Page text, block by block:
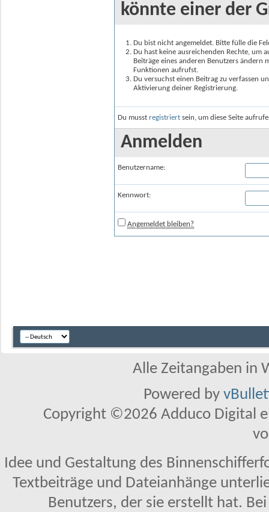
könnte einer der
Du bist nicht angemeldet. Bitte fülle die
Du hast keine ausreichenden Rechte, um
Beiträge eines anderen Benutzers
Funktionen aufrufst.
Du versuchst einen Beitrag zu verfassen
Aktivierung deiner Registrierung.
Du musst registriert sein, um diese Seite
Anmelden
Benutzername:
Kennwort:
Angemeldet bleiben?
Alle Zeitangaben in
Powered by
Copyright ©2026 Adduco Digital
Idee und Gestaltung des
Textbeiträge und Dateianhänge
Benutzers, der sie erstellt hat.